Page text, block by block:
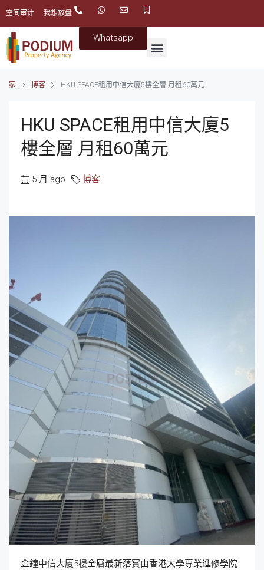
空间审计 我想放盘
Whatsapp
家 博客 HKU SPACE租用中信大廈5樓全層 月租60萬元
HKU SPACE租用中信大廈5
樓全層 月租60萬元
5 月 ago 博客
金鐘中信大廈5樓全層最新落實由香港大學專業進修學院